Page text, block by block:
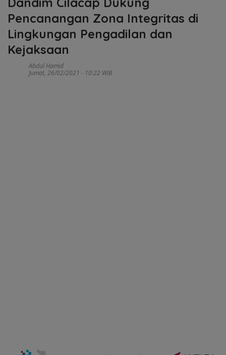
Pencanangan Zona Integritas di
Lingkungan Pengadilan dan
Kejaksaan
Abdul Hamid
Jumat, 26/02/2021 - 10:22 WIB